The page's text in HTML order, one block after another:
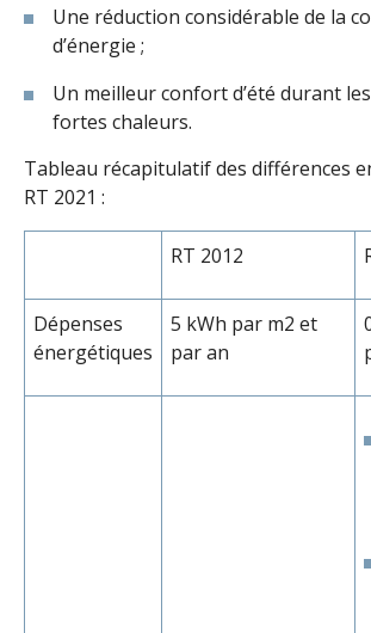
Une réduction considérable de la
d’énergie ;
Un meilleur confort d’été durant
fortes chaleurs.
Tableau récapitulatif des différences
RT 2021 :
RT 2012
Dépenses
énergétiques
5 kWh par m2 et
par an